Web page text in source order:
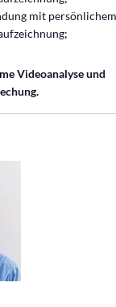
mit
Videoanalyse und